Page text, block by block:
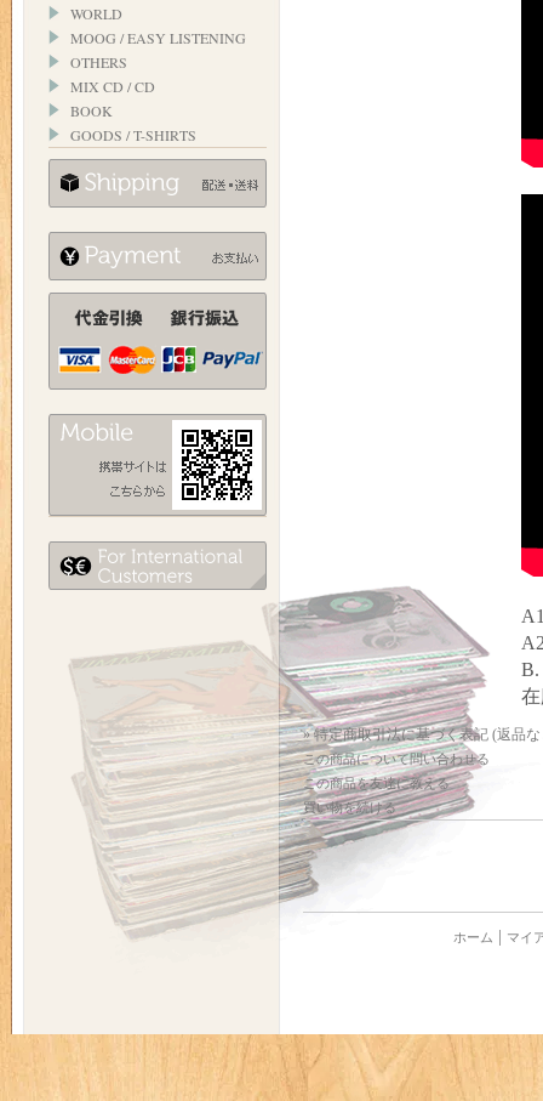
WORLD
MOOG / EASY LISTENING
OTHERS
MIX CD / CD
BOOK
GOODS / T-SHIRTS
B.
» 特定商取引法に基づく表記 (返品
この商品について問い合わせる
この商品を友達に教える
買い物を続ける
ホーム マイ